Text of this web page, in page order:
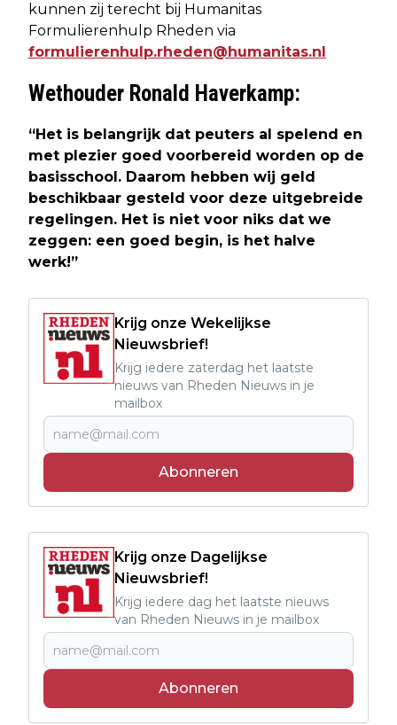
kunnen zij terecht bij Humanitas
Formulierenhulp Rheden via
formulierenhulp.rheden@humanitas.nl
Wethouder Ronald Haverkamp:
“Het is belangrijk dat peuters al spelend en
met plezier goed voorbereid worden op de
basisschool. Daarom hebben wij geld
beschikbaar gesteld voor deze uitgebreide
regelingen. Het is niet voor niks dat we
zeggen: een goed begin, is het halve
werk!”
Krijg onze Wekelijkse
Nieuwsbrief!
Krijg iedere zaterdag het laatste
nieuws van Rheden Nieuws in je
mailbox
Abonneren
Krijg onze Dagelijkse
Nieuwsbrief!
Krijg iedere dag het laatste nieuws
van Rheden Nieuws in je mailbox
Abonneren